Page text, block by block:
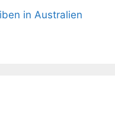
in Australien